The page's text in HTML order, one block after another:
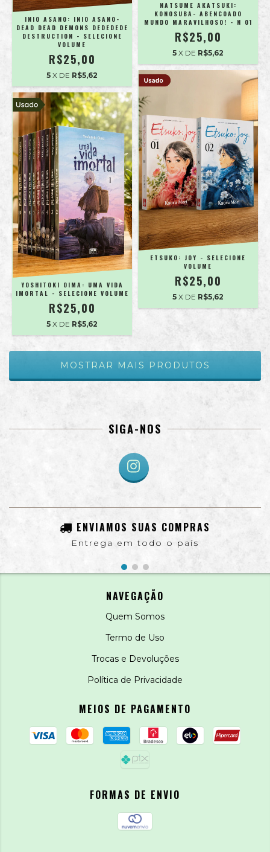
INIO ASANO: INIO ASANO-
DEAD DEAD DEMONS DEDEDEDE
DESTRUCTION - SELECIONE
VOLUME
R$25,00
5 X DE R$5,62
NATSUME AKATSUKI:
KONOSUBA- ABENCOADO
MUNDO MARAVILHOSO! - N 01
R$25,00
5 X DE R$5,62
YOSHITOKI OIMA: UMA VIDA
IMORTAL - SELECIONE VOLUME
R$25,00
5 X DE R$5,62
ETSUKO: JOY - SELECIONE
VOLUME
R$25,00
5 X DE R$5,62
MOSTRAR MAIS PRODUTOS
SIGA-NOS
ENVIAMOS SUAS COMPRAS
Entrega em todo o país
NAVEGAÇÃO
Quem Somos
Termo de Uso
Trocas e Devoluções
Política de Privacidade
MEIOS DE PAGAMENTO
FORMAS DE ENVIO